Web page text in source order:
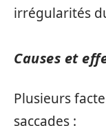
irrégularités
Causes et
Plusieurs
saccades :